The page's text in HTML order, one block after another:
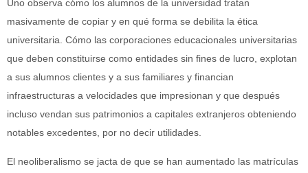
Uno observa cómo los alumnos de la universidad tratan
masivamente de copiar y en qué forma se debilita la ética
universitaria. Cómo las corporaciones educacionales universitarias
que deben constituirse como entidades sin fines de lucro, explotan
a sus alumnos clientes y a sus familiares y financian
infraestructuras a velocidades que impresionan y que después
incluso vendan sus patrimonios a capitales extranjeros obteniendo
notables excedentes, por no decir utilidades.
El neoliberalismo se jacta de que se han aumentado las matrículas